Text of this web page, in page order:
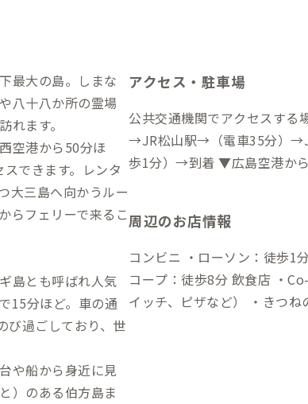
最大の島。しまな
八十八か所の霊場
ます。
空港から50分ほ
できます。レンタ
大三島へ向かうルー
らフェリーで来るこ
島とも呼ばれ人気
15分ほど。車の通
び過ごしており、世
や船から身近に見
）のある伯方島ま
アクセス・駐車場
公共交通機関でアクセスす
→JR松山駅→（電車35分）
歩1分）→到着 ▼広島空港か
→（西瀬戸自動車道/しまな
▼広島空港から →（高速道
山空港、広島駅周辺にてトヨ
カー会社が各社あります。お
周辺のお店情報
コンビニ ・ローソン：徒歩1分 スーパー ・大三島ショッパーズ：徒歩5分
コープ：徒歩8分 飲食店 ・Co-Living & Cafe SANDO：徒歩1分（ホットサンド
イッチ、ピザなど） ・きつ
レストラン） ・大鳥居：徒